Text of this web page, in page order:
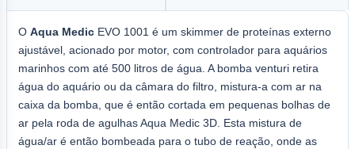
O Aqua Medic EVO 1001 é um skimmer de proteínas externo
ajustável, acionado por motor, com controlador para aquários
marinhos com até 500 litros de água. A bomba venturi retira
água do aquário ou da câmara do filtro, mistura-a com ar na
caixa da bomba, que é então cortada em pequenas bolhas de
ar pela roda de agulhas Aqua Medic 3D. Esta mistura de
água/ar é então bombeada para o tubo de reação, onde as